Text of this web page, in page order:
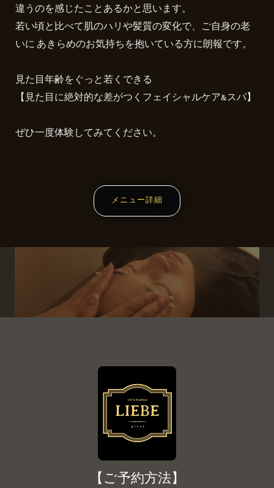
違うのを感じたことあるかと思います。
若い頃と比べて肌のハリや髪質の変化で、ご自身の老
いに あきらめのお気持ちを抱いている方に朗報です。
見た目年齢をぐっと若くできる
【見た目に絶対的な差がつくフェイシャルケア&スパ】
ぜひ一度体験してみてください。
メニュー詳細
【ご予約方法】